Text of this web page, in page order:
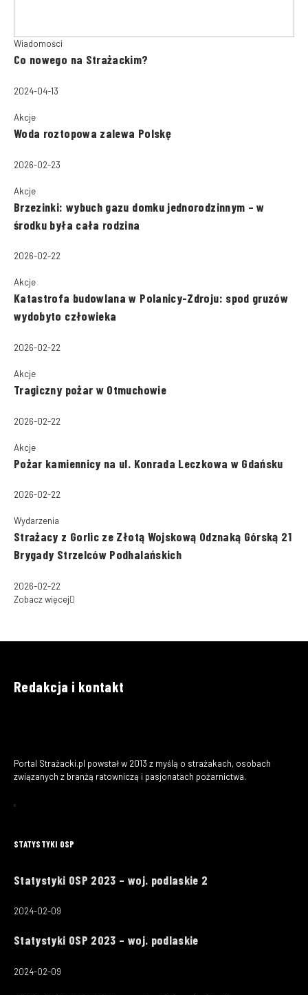
Wiadomości
Co nowego na Strażackim?
2024-04-13
Akcje
Woda roztopowa zalewa Polskę
2026-02-23
Akcje
Brzezinki: wybuch gazu domku jednorodzinnym – w
środku była cała rodzina
2026-02-22
Akcje
Katastrofa budowlana w Polanicy-Zdroju: spod gruzów
wydobyto człowieka
2026-02-22
Akcje
Tragiczny pożar w Otmuchowie
2026-02-22
Akcje
Pożar kamiennicy na ul. Konrada Leczkowa w Gdańsku
2026-02-22
Wydarzenia
Strażacy z Gorlic ze Złotą Wojskową Odznaką Górską 21
Brygady Strzelców Podhalańskich
2026-02-22
Zobacz więcej
Redakcja i kontakt
Portal Strażacki.pl powstał w 2013 z myślą o strażakach, osobach
związanych z branżą ratowniczą i pasjonatach pożarnictwa.
STATYSTYKI OSP
Statystyki OSP 2023 – woj. podlaskie 2
2024-02-09
Statystyki OSP 2023 – woj. podlaskie
2024-02-09